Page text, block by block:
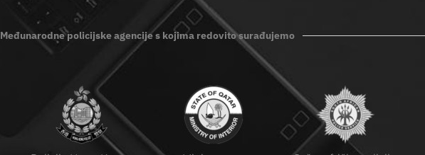
Međunarodne policijske agencije s kojima redovito surađujemo